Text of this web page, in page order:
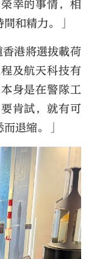
幸的事情，相
和精力。」
港將選拔載荷
及航天科技有
身是在警隊工
肯試，就有可
退縮。」